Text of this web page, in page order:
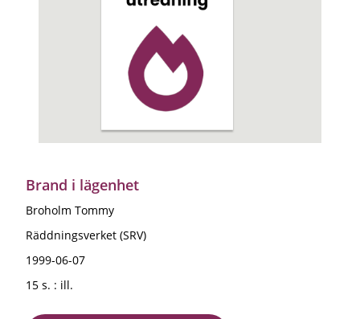
Brand i lägenhet
Broholm Tommy
Räddningsverket (SRV)
1999-06-07
15 s. : ill.